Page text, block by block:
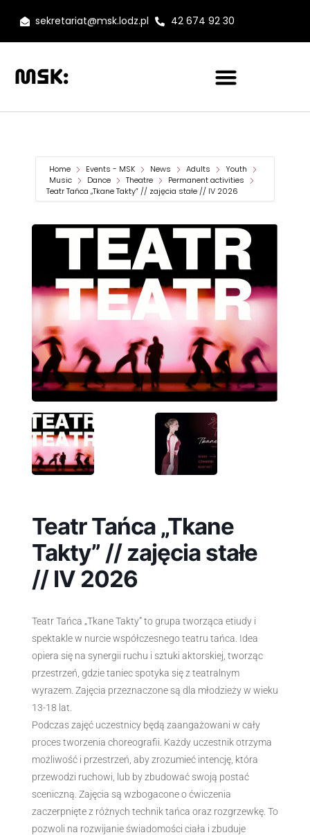
sekretariat@msk.lodz.pl 42 674 92 30
Home Events - MSK News Adults
Youth
Music
Dance Theatre
Permanent activities
Teatr Tańca „Tkane Takty” // zajęcia stałe // IV 2026
Teatr Tańca „Tkane
Takty” // zajęcia stałe
// IV 2026
Teatr Tańca „Tkane Takty” to grupa tworząca etiudy i
spektakle w nurcie współczesnego teatru tańca. Idea
opiera się na synergii ruchu i sztuki aktorskiej, tworząc
przestrzeń, gdzie taniec spotyka się z teatralnym
wyrazem. Zajęcia przeznaczone są dla młodzieży w wieku
13-18 lat.
Podczas zajęć uczestnicy będą zaangażowani w cały
proces tworzenia choreografii. Każdy uczestnik otrzyma
możliwość i przestrzeń, aby zrozumieć intencję, która
przewodzi ruchowi, lub by zbudować swoją postać
sceniczną. Zajęcia są wzbogacone o ćwiczenia
zaczerpnięte z różnych technik tańca oraz rozgrzewkę. To
pozwoli na rozwijanie świadomości ciała i zbuduje